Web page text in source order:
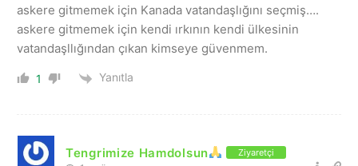
askere gitmemek için Kanada vatandaşlığını seçmiş….
askere gitmemek için kendi ırkının kendi ülkesinin
vatandaşllığından çıkan kimseye güvenmem.
1 Yanıtla
Tengrimize Hamdolsun Ziyaretçi